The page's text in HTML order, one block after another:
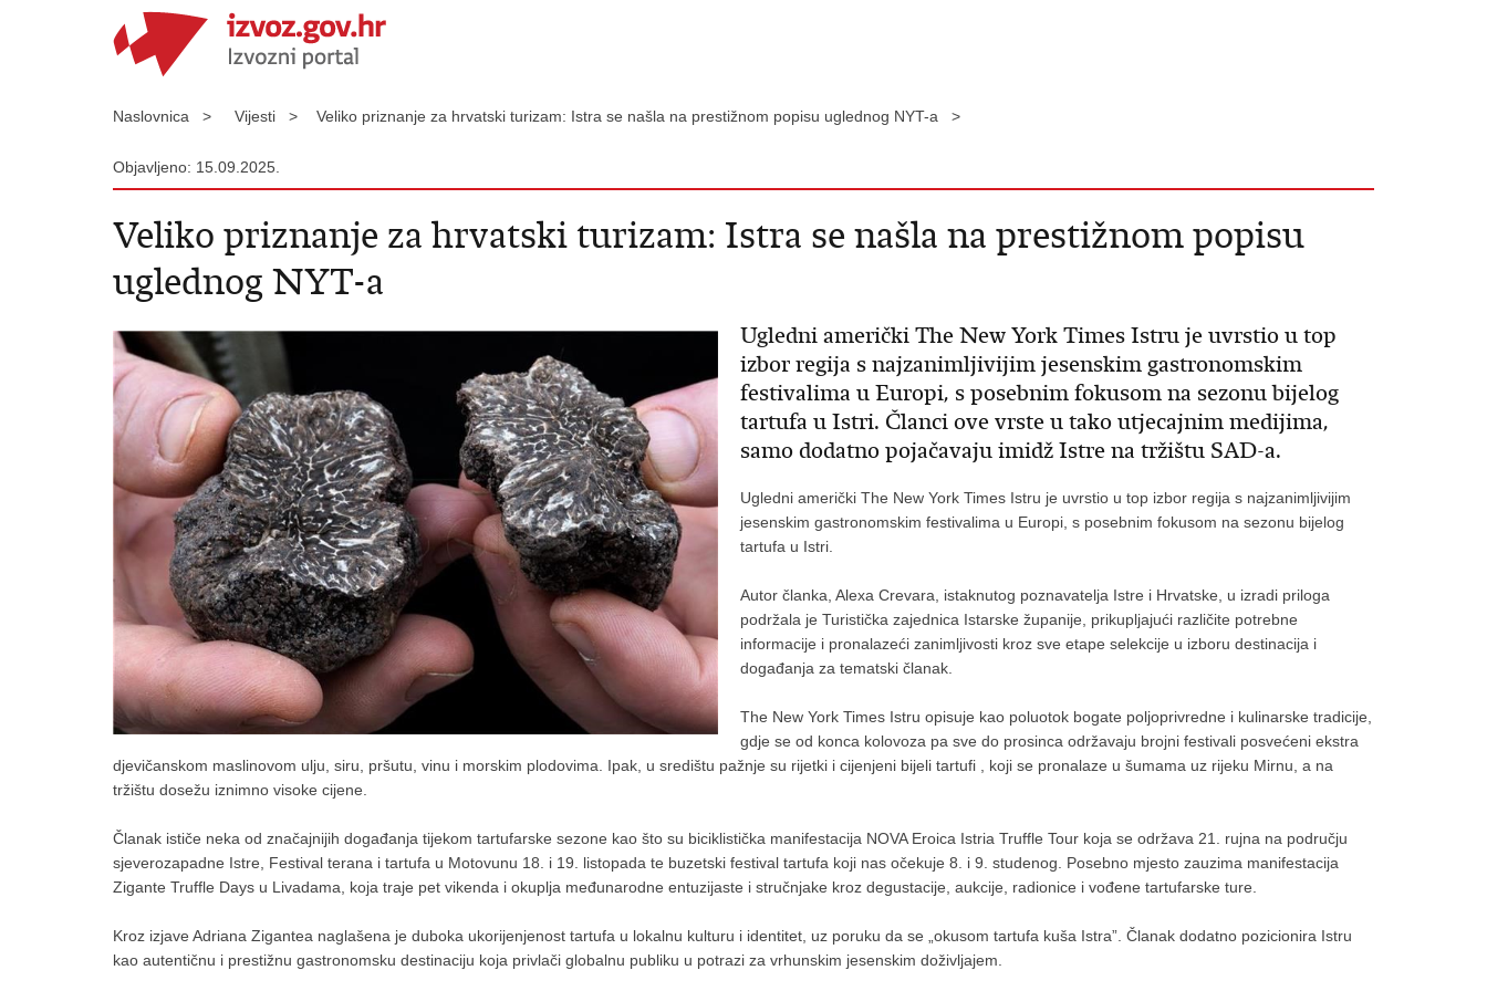
Naslovnica > Vijesti > Veliko priznanje za hrvatski turizam: Istra se našla na prestižnom popisu uglednog NYT-a >
Objavljeno: 15.09.2025.
Veliko priznanje za hrvatski turizam: Istra se našla na prestižnom popisu
uglednog NYT-a
Ugledni američki The New York Times Istru je uvrstio u top
izbor regija s najzanimljivijim jesenskim gastronomskim
festivalima u Europi, s posebnim fokusom na sezonu bijelog
tartufa u Istri. Članci ove vrste u tako utjecajnim medijima,
samo dodatno pojačavaju imidž Istre na tržištu SAD-a.
Ugledni američki The New York Times Istru je uvrstio u top izbor regija s najzanimljivijim
jesenskim gastronomskim festivalima u Europi, s posebnim fokusom na sezonu bijelog
tartufa u Istri.
Autor članka, Alexa Crevara, istaknutog poznavatelja Istre i Hrvatske, u izradi priloga
podržala je Turistička zajednica Istarske županije, prikupljajući različite potrebne
informacije i pronalazeći zanimljivosti kroz sve etape selekcije u izboru destinacija i
događanja za tematski članak.
The New York Times Istru opisuje kao poluotok bogate poljoprivredne i kulinarske tradicije,
gdje se od konca kolovoza pa sve do prosinca održavaju brojni festivali posvećeni ekstra
djevičanskom maslinovom ulju, siru, pršutu, vinu i morskim plodovima. Ipak, u središtu pažnje su rijetki i cijenjeni bijeli tartufi , koji se pronalaze u šumama uz rijeku Mirnu, a na
tržištu dosežu iznimno visoke cijene.
Članak ističe neka od značajnijih događanja tijekom tartufarske sezone kao što su biciklistička manifestacija NOVA Eroica Istria Truffle Tour koja se održava 21. rujna na području
sjeverozapadne Istre, Festival terana i tartufa u Motovunu 18. i 19. listopada te buzetski festival tartufa koji nas očekuje 8. i 9. studenog. Posebno mjesto zauzima manifestacija
Zigante Truffle Days u Livadama, koja traje pet vikenda i okuplja međunarodne entuzijaste i stručnjake kroz degustacije, aukcije, radionice i vođene tartufarske ture.
Kroz izjave Adriana Zigantea naglašena je duboka ukorijenjenost tartufa u lokalnu kulturu i identitet, uz poruku da se „okusom tartufa kuša Istra”. Članak dodatno pozicionira Istru
kao autentičnu i prestižnu gastronomsku destinaciju koja privlači globalnu publiku u potrazi za vrhunskim jesenskim doživljajem.